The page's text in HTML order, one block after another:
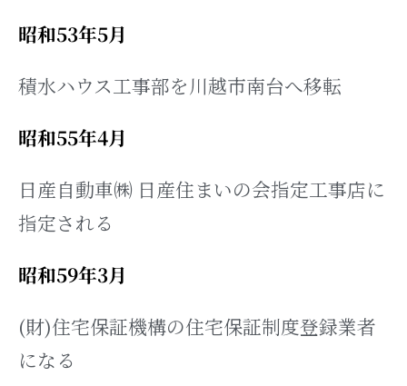
昭和53年5月
積水ハウス工事部を川越市南台へ移転
昭和55年4月
日産自動車㈱ 日産住まいの会指定工事店に
指定される
昭和59年3月
(財)住宅保証機構の住宅保証制度登録業者
になる